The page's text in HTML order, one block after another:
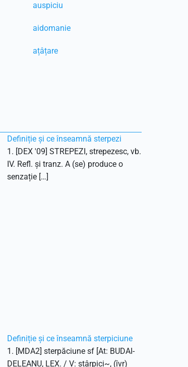
auspiciu
aidomanie
ațâțare
Definiție și ce înseamnă sterpezi
1. [DEX '09] STREPEZI, strepezesc, vb.
IV. Refl. și tranz. A (se) produce o
senzație […]
Definiție și ce înseamnă sterpiciune
1. [MDA2] sterpăciune sf [At: BUDAI-
DELEANU, LEX. / V: stârpici~, (îvr)